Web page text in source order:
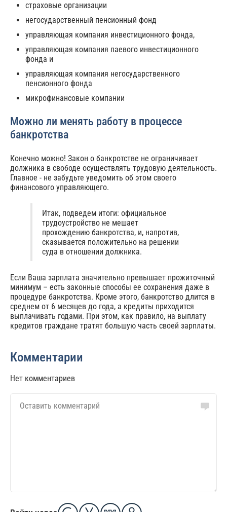
страховые организации
негосударственный пенсионный фонд
управляющая компания инвестиционного фонда,
управляющая компания паевого инвестиционного
фонда и
управляющая компания негосударственного
пенсионного фонда
микрофинансовые компании
Можно ли менять работу в процессе
банкротства
Конечно можно! Закон о банкротстве не ограничивает
должника в свободе осуществлять трудовую деятельность.
Главное - не забудьте уведомить об этом своего
финансового управляющего.
Итак, подведем итоги: официальное
трудоустройство не мешает
прохождению банкротства, и, напротив,
сказывается положительно на решении
суда в отношении должника.
Если Ваша зарплата значительно превышает прожиточный
минимум – есть законные способы ее сохранения даже в
процедуре банкротства. Кроме этого, банкротство длится в
среднем от 6 месяцев до года, а кредиты приходится
выплачивать годами. При этом, как правило, на выплату
кредитов граждане тратят большую часть своей зарплаты.
Комментарии
Нет комментариев